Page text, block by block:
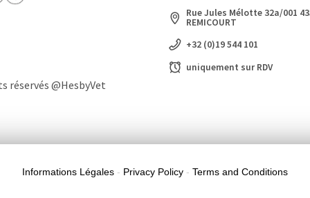
réservés @HesbyVet
Rue Jules Mélotte 32a/001
REMICOURT
+32 (0)19 544 101
uniquement sur RDV
comment le site est utilisé. En continuant à utiliser ce site,
Informations Légales - Privacy Policy - Terms and Conditions